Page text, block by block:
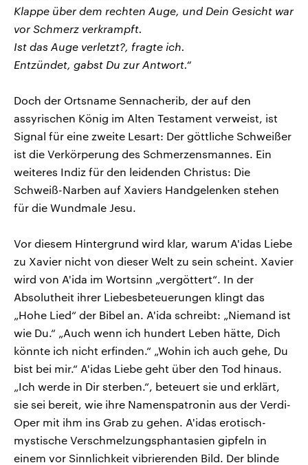
Klappe über dem rechten Auge, und Dein Gesicht war
vor Schmerz verkrampft.
Ist das Auge verletzt?, fragte ich.
Entzündet, gabst Du zur Antwort.“
Doch der Ortsname Sennacherib, der auf den
assyrischen König im Alten Testament verweist, ist
Signal für eine zweite Lesart: Der göttliche Schweißer
ist die Verkörperung des Schmerzensmannes. Ein
weiteres Indiz für den leidenden Christus: Die
Schweiß-Narben auf Xaviers Handgelenken stehen
für die Wundmale Jesu.
Vor diesem Hintergrund wird klar, warum A'idas Liebe
zu Xavier nicht von dieser Welt zu sein scheint. Xavier
wird von A'ida im Wortsinn „vergöttert“. In der
Absolutheit ihrer Liebesbeteuerungen klingt das
„Hohe Lied“ der Bibel an. A'ida schreibt: „Niemand ist
wie Du.“ „Auch wenn ich hundert Leben hätte, Dich
könnte ich nicht erfinden.“ „Wohin ich auch gehe, Du
bist bei mir.“ A'idas Liebe geht über den Tod hinaus.
„Ich werde in Dir sterben.“, beteuert sie und erklärt,
sie sei bereit, wie ihre Namenspatronin aus der Verdi-
Oper mit ihm ins Grab zu gehen. A'idas erotisch-
mystische Verschmelzungsphantasien gipfeln in
einem vor Sinnlichkeit vibrierenden Bild. Der blinde